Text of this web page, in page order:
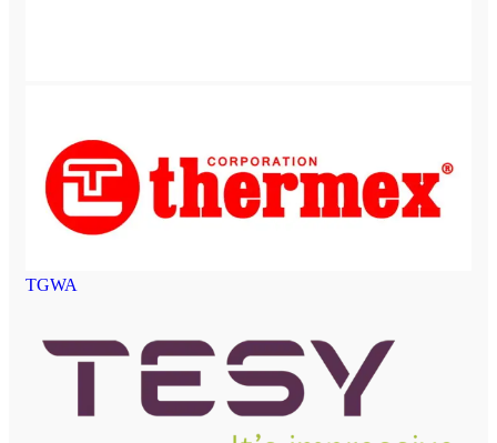
TGWA